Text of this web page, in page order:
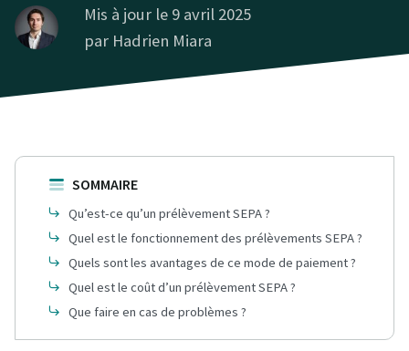
Mis à jour le 9 avril 2025
par Hadrien Miara
SOMMAIRE
Qu’est-ce qu’un prélèvement SEPA ?
Quel est le fonctionnement des prélèvements SEPA ?
Quels sont les avantages de ce mode de paiement ?
Quel est le coût d’un prélèvement SEPA ?
Que faire en cas de problèmes ?